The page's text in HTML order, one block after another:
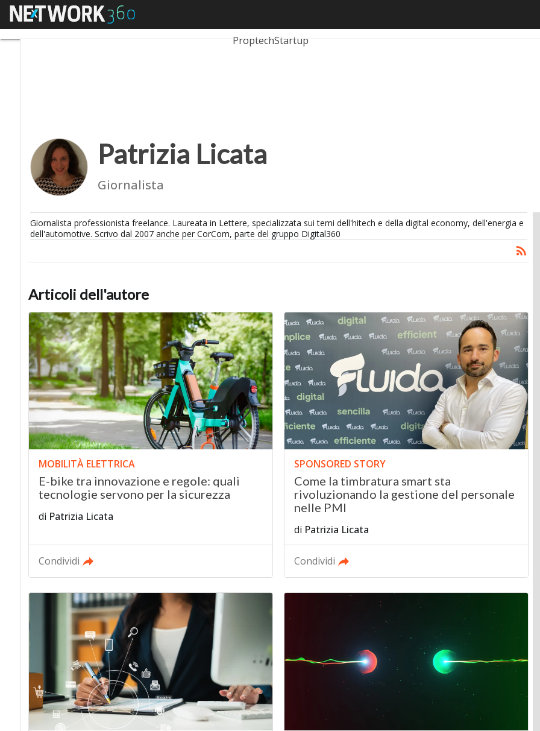
Menu
ProptechStartup
Patrizia Licata
Giornalista
Giornalista professionista freelance. Laureata in Lettere, specializzata sui temi dell'hitech e della digital economy, dell'energia e
dell'automotive. Scrivo dal 2007 anche per CorCom, parte del gruppo Digital360
Articoli dell'autore
MOBILITÀ ELETTRICA
E-bike tra innovazione e regole: quali
tecnologie servono per la sicurezza
di Patrizia Licata
Condividi
SPONSORED STORY
Come la timbratura smart sta
rivoluzionando la gestione del personale
nelle PMI
di Patrizia Licata
Condividi